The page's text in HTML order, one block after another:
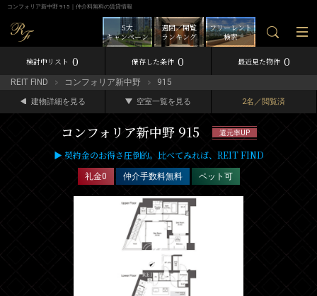
コンフォリア新中野 915｜仲介料無料の賃貸情報
フリーレント
検索
週間／閲覧
ランキング
5大
キャンペーン
検討中リスト 0 保存した条件 0 最近見た物件 0
REIT FIND コンフォリア新中野 915
建物詳細を見る 空室一覧を見る 2名／閲覧済
コンフォリア新中野 915 還元率UP
▶ 契約金のお得さ圧倒的。比べてみれば、REIT FIND
礼金0 仲介手数料無料 ペット可